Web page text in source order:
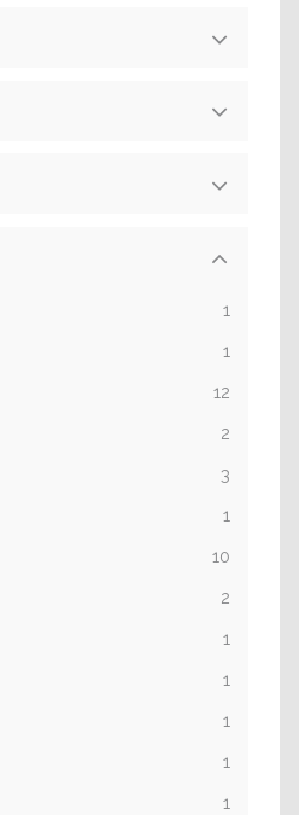
1
1
12
2
3
1
10
2
1
1
1
1
1